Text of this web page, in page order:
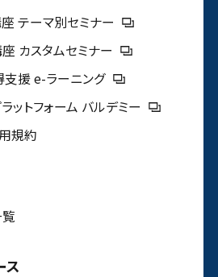
テーマ別セミナー
カスタムセミナー
援 e-ラーニング
ットフォーム バルデミー
規約
ス